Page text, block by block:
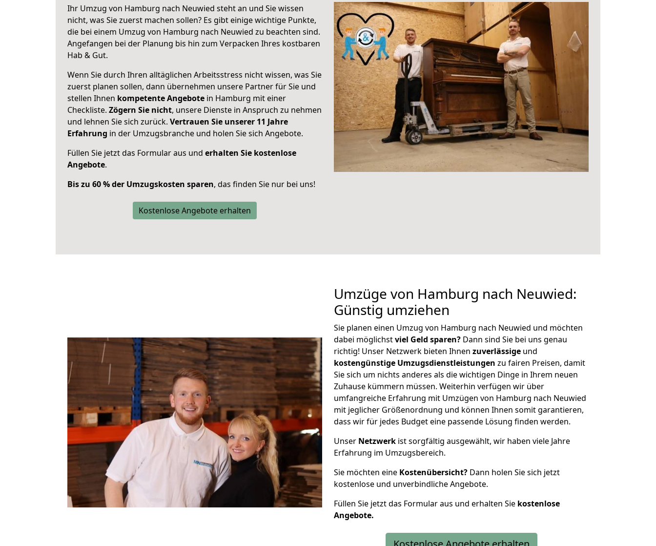
Ihr Umzug von Hamburg nach Neuwied steht an und Sie wissen
nicht, was Sie zuerst machen sollen? Es gibt einige wichtige Punkte,
die bei einem Umzug von Hamburg nach Neuwied zu beachten sind.
Angefangen bei der Planung bis hin zum Verpacken Ihres kostbaren
Hab & Gut.
Wenn Sie durch Ihren alltäglichen Arbeitsstress nicht wissen, was Sie
zuerst planen sollen, dann übernehmen unsere Partner für Sie und
stellen Ihnen kompetente Angebote in Hamburg mit einer
Checkliste. Zögern Sie nicht, unsere Dienste in Anspruch zu nehmen
und lehnen Sie sich zurück. Vertrauen Sie unserer 11 Jahre
Erfahrung in der Umzugsbranche und holen Sie sich Angebote.
Füllen Sie jetzt das Formular aus und erhalten Sie kostenlose
Angebote.
Bis zu 60 % der Umzugskosten sparen, das finden Sie nur bei uns!
Kostenlose Angebote erhalten
Umzüge von Hamburg nach Neuwied:
Günstig umziehen
Sie planen einen Umzug von Hamburg nach Neuwied und möchten
dabei möglichstviel Geld sparen? Dann sind Sie bei uns genau
richtig! Unser Netzwerk bieten Ihnen zuverlässige und
kostengünstige Umzugsdienstleistungen zu fairen Preisen, damit
Sie sich um nichts anderes als die wichtigen Dinge in Ihrem neuen
Zuhause kümmern müssen. Weiterhin verfügen wir über
umfangreiche Erfahrung mit Umzügen von Hamburg nach Neuwied
mit jeglicher Größenordnung und können Ihnen somit garantieren,
dass wir für jedes Budget eine passende Lösung finden werden.
Unser Netzwerk ist sorgfältig ausgewählt, wir haben viele Jahre
Erfahrung im Umzugsbereich.
Sie möchten eine Kostenübersicht? Dann holen Sie sich jetzt
kostenlose und unverbindliche Angebote.
Füllen Sie jetzt das Formular aus und erhalten Sie kostenlose
Angebote.